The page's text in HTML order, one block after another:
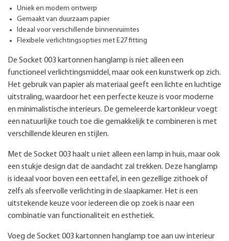
Uniek en modern ontwerp
Gemaakt van duurzaam papier
Ideaal voor verschillende binnenruimtes
Flexibele verlichtingsopties met E27 fitting
De Socket 003 kartonnen hanglamp is niet alleen een
functioneel verlichtingsmiddel, maar ook een kunstwerk op zich.
Het gebruik van papier als materiaal geeft een lichte en luchtige
uitstraling, waardoor het een perfecte keuze is voor moderne
en minimalistische interieurs. De gemeleerde kartonkleur voegt
een natuurlijke touch toe die gemakkelijk te combineren is met
verschillende kleuren en stijlen.
Met de Socket 003 haalt u niet alleen een lamp in huis, maar ook
een stukje design dat de aandacht zal trekken. Deze hanglamp
is ideaal voor boven een eettafel, in een gezellige zithoek of
zelfs als sfeervolle verlichting in de slaapkamer. Het is een
uitstekende keuze voor iedereen die op zoek is naar een
combinatie van functionaliteit en esthetiek.
Voeg de Socket 003 kartonnen hanglamp toe aan uw interieur